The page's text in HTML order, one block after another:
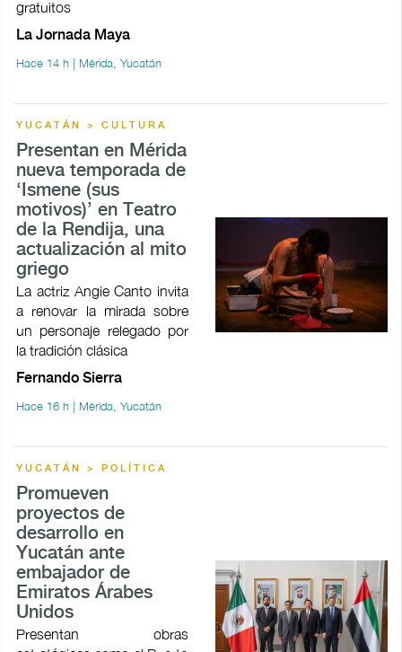
gratuitos
La Jornada Maya
Hace 14 h | Mérida, Yucatán
YUCATÁN > CULTURA
Presentan en Mérida
nueva temporada de
‘Ismene (sus
motivos)’ en Teatro
de la Rendija, una
actualización al mito
griego
La actriz Angie Canto invita
a renovar la mirada sobre
un personaje relegado por
la tradición clásica
Fernando Sierra
Hace 16 h | Mérida, Yucatán
YUCATÁN > POLÍTICA
Promueven
proyectos de
desarrollo en
Yucatán ante
embajador de
Emiratos Árabes
Unidos
Presentan obras